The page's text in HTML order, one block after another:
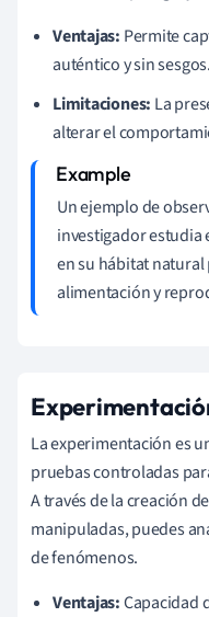
Ventajas: Permite
auténtico y sin sesgos.
Limitaciones: La
alterar el
Un ejemplo de
investigador estudia
en su hábitat
alimentación y
La experimentación es
pruebas controladas
A través de la creación
manipuladas, puedes
de fenómenos.
Ventajas:Capacidad